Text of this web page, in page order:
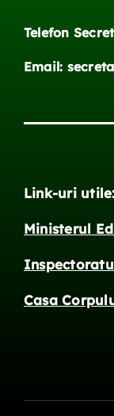
Telefon
Email:
Link-uri utile:
Ministerul
Casa